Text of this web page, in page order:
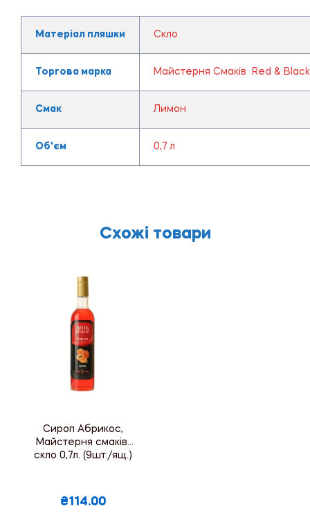
Матеріал пляшки Скло
Торгова марка Майстерня Смаків Red & Black
Смак Лимон
Об'єм 0,7 л
Схожі товари
Сироп Абрикос,
Майстерня смаків,
скло 0,7л. (9шт./ящ.)
₴114.00